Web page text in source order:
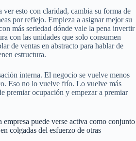
esto con claridad, cambia su forma de
por reflejo. Empieza a asignar mejor su
más seriedad dónde vale la pena invertir
con las unidades que solo consumen
de ventas en abstracto para hablar de
estructura.
interna. El negocio se vuelve menos
Eso no lo vuelve frío. Lo vuelve más
premiar ocupación y empezar a premiar
puede verse activa como conjunto
colgadas del esfuerzo de otras